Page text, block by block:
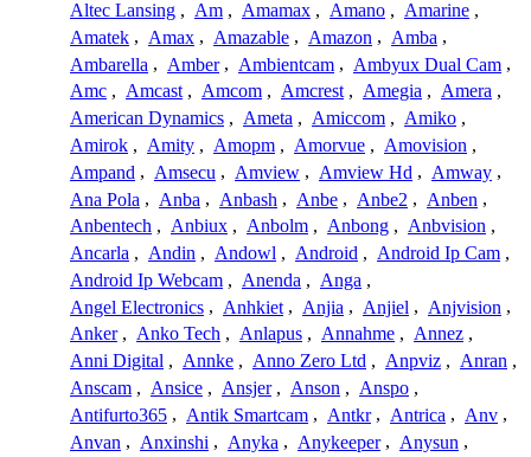
Altec Lansing , Am , Amamax , Amano , Amarine ,
Amatek , Amax , Amazable , Amazon , Amba ,
Ambarella , Amber , Ambientcam , Ambyux Dual Cam ,
Amc , Amcast , Amcom , Amcrest , Amegia , Amera ,
American Dynamics , Ameta , Amiccom , Amiko ,
Amirok , Amity , Amopm , Amorvue , Amovision ,
Ampand , Amsecu , Amview , Amview Hd , Amway ,
Ana Pola , Anba , Anbash , Anbe , Anbe2 , Anben ,
Anbentech , Anbiux , Anbolm , Anbong , Anbvision ,
Ancarla , Andin , Andowl , Android , Android Ip Cam ,
Android Ip Webcam , Anenda , Anga ,
Angel Electronics , Anhkiet , Anjia , Anjiel , Anjvision ,
Anker , Anko Tech , Anlapus , Annahme , Annez ,
Anni Digital , Annke , Anno Zero Ltd , Anpviz , Anran ,
Anscam , Ansice , Ansjer , Anson , Anspo ,
Antifurto365 , Antik Smartcam , Antkr , Antrica , Anv ,
Anvan , Anxinshi , Anyka , Anykeeper , Anysun ,